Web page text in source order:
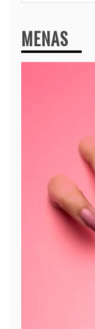
MENAS